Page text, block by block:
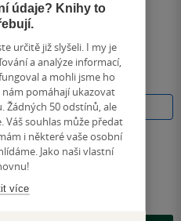
Neal Shusterman
4.4
5
hvězdiček
měkká vazba
321 Kč
Běžně359 Kč
Do košíku
údaje? Knihy to
určitě již slyšeli. I my je
a analýze informací,
a mohli jsme ho
nám pomáhají ukazovat
Žádných 50 odstínů, ale
Váš souhlas může předat
i některé vaše osobní
Jako naši vlastní
více